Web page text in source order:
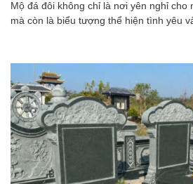
Mộ đá đôi không chỉ là nơi yên nghỉ
mà còn là biểu tượng thể hiện tình yêu